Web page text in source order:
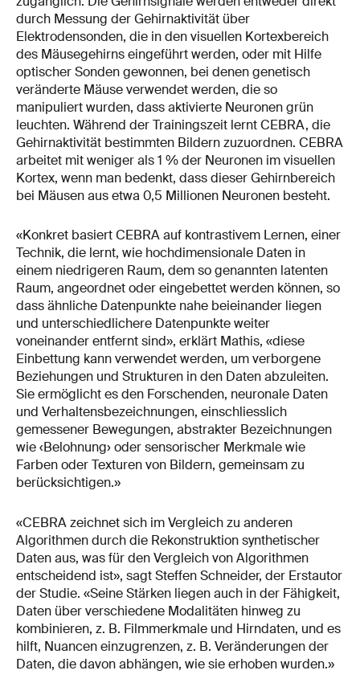
durch Messung der Gehirnaktivität über
Elektrodensonden, die in den visuellen Kortexbereich
des Mäusegehirns eingeführt werden, oder mit Hilfe
optischer Sonden gewonnen, bei denen genetisch
veränderte Mäuse verwendet werden, die so
manipuliert wurden, dass aktivierte Neuronen grün
leuchten. Während der Trainingszeit lernt CEBRA, die
Gehirnaktivität bestimmten Bildern zuzuordnen. CEBRA
arbeitet mit weniger als 1 % der Neuronen im visuellen
Kortex, wenn man bedenkt, dass dieser Gehirnbereich
bei Mäusen aus etwa 0,5 Millionen Neuronen besteht.
«Konkret basiert CEBRA auf kontrastivem Lernen, einer
Technik, die lernt, wie hochdimensionale Daten in
einem niedrigeren Raum, dem so genannten latenten
Raum, angeordnet oder eingebettet werden können, so
dass ähnliche Datenpunkte nahe beieinander liegen
und unterschiedlichere Datenpunkte weiter
voneinander entfernt sind», erklärt Mathis, «diese
Einbettung kann verwendet werden, um verborgene
Beziehungen und Strukturen in den Daten abzuleiten.
Sie ermöglicht es den Forschenden, neuronale Daten
und Verhaltensbezeichnungen, einschliesslich
gemessener Bewegungen, abstrakter Bezeichnungen
wie ‹Belohnung›󠅒 oder sensorischer Merkmale wie
Farben oder Texturen von Bildern, gemeinsam zu
berücksichtigen.»
«CEBRA zeichnet sich im Vergleich zu anderen
Algorithmen durch die Rekonstruktion synthetischer
Daten aus, was für den Vergleich von Algorithmen
entscheidend ist», sagt Steffen Schneider, der Erstautor
der Studie. «Seine Stärken liegen auch in der Fähigkeit,
Daten über verschiedene Modalitäten hinweg zu
kombinieren, z. B. Filmmerkmale und Hirndaten, und es
hilft, Nuancen einzugrenzen, z. B. Veränderungen der
Daten, die davon abhängen, wie sie erhoben wurden.»